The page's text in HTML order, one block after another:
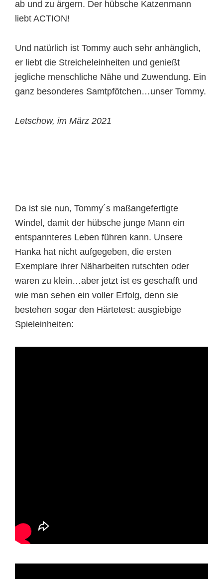
ab und zu ärgern. Der hübsche Katzenmann
liebt ACTION!
Und natürlich ist Tommy auch sehr anhänglich,
er liebt die Streicheleinheiten und genießt
jegliche menschliche Nähe und Zuwendung. Ein
ganz besonderes Samtpfötchen…unser Tommy.
Letschow, im März 2021
Da ist sie nun, Tommy´s maßangefertigte
Windel, damit der hübsche junge Mann ein
entspannteres Leben führen kann. Unsere
Hanka hat nicht aufgegeben, die ersten
Exemplare ihrer Näharbeiten rutschten oder
waren zu klein…aber jetzt ist es geschafft und
wie man sehen ein voller Erfolg, denn sie
bestehen sogar den Härtetest: ausgiebige
Spieleinheiten: